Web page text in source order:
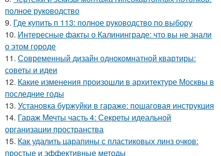
полное руководство
9. Где купить п 113: полное руководство по выбору
10. Интересные факты о Калининграде: что вы не знали
о этом городе
11. Современный дизайн однокомнатной квартиры:
советы и идеи
12. Какие изменения произошли в архитектуре Москвы в
последние годы
13. Установка буржуйки в гараже: пошаговая инструкция
14. Гараж Мечты часть 4: Секреты идеальной
организации пространства
15. Как удалить царапины с пластиковых линз очков:
простые и эффективные методы